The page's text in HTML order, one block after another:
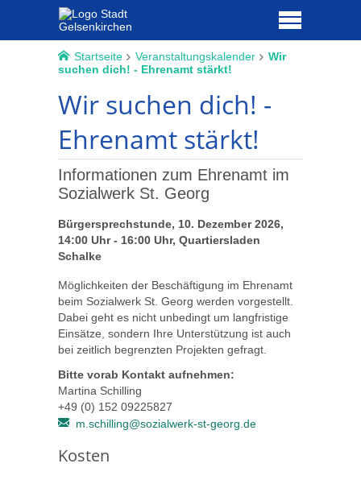
Startseite Veranstaltungskalender
Wir
suchen dich! - Ehrenamt stärkt!
Wir suchen dich! -
Ehrenamt stärkt!
Informationen zum Ehrenamt im
Sozialwerk St. Georg
Bürgersprechstunde, 10. Dezember 2026,
14:00 Uhr - 16:00 Uhr, Quartiersladen
Schalke
Möglichkeiten der Beschäftigung im Ehrenamt
beim Sozialwerk St. Georg werden vorgestellt.
Dabei geht es nicht unbedingt um langfristige
Einsätze, sondern Ihre Unterstützung ist auch
bei zeitlich begrenzten Projekten gefragt.
Bitte vorab Kontakt aufnehmen:
Martina Schilling
+49 (0) 152 09225827
m.schilling@sozialwerk-st-georg.de
Kosten